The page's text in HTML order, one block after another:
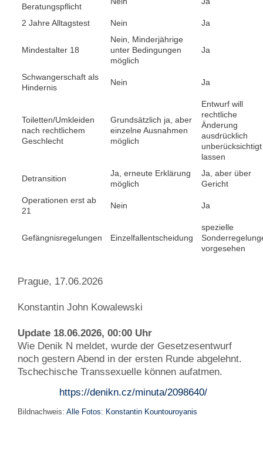
Beratungspflicht
2 Jahre Alltagstest Nein Ja
Mindestalter 18
Nein, Minderjährige
unter Bedingungen
möglich
Ja
Schwangerschaft als
Hindernis
Nein Ja
Toiletten/Umkleiden
nach rechtlichem
Geschlecht
Grundsätzlich ja, aber
einzelne Ausnahmen
möglich
Entwurf will
rechtliche
Änderung
ausdrücklich
unberücksichtigt
lassen
Detransition
Ja, erneute Erklärung
möglich
Ja, aber über
Gericht
Operationen erst ab
21
Nein Ja
Gefängnisregelungen Einzelfallentscheidung
spezielle
vorgesehen
Prague, 17.06.2026
Konstantin John Kowalewski
Update 18.06.2026, 00:00 Uhr
Wie Denik N meldet, wurde der Gesetzesentwurf
noch gestern Abend in der ersten Runde abgelehnt.
Tschechische Transsexuelle können aufatmen.
https://denikn.cz/minuta/2098640/
Bildnachweis: Alle Fotos: Konstantin Kountouroyanis